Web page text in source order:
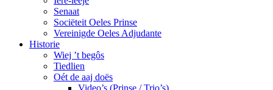
Senaat
Sociëteit Oeles Prinse
Vereinigde Oeles Adjudante
Historie
Wiej ’t begôs
Tiedlien
Oét de aaj doës
Video’s (Prinse / Trio’s)